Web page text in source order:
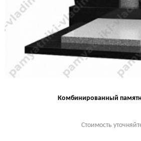
Комбинированный
Стоимость